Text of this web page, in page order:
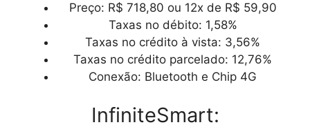
Preço: R$ 718,80 ou 12x de R$ 59,90
Taxas no débito: 1,58%
Taxas no crédito à vista: 3,56%
Taxas no crédito parcelado: 12,76%
Conexão: Bluetooth e Chip 4G
InfiniteSmart: